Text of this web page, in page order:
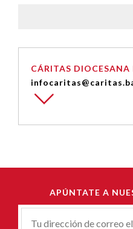
CÁRITAS DIOCESANA
APÚNTATE A
Correu-